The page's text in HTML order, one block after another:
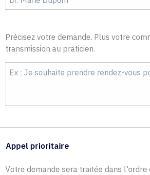
Précisez votre demande. Plus votre
transmission au praticien.
Appel prioritaire
Votre demande sera traitée dans l'ordre